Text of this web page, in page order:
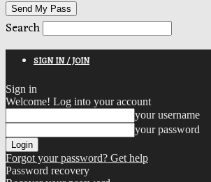
Search
SIGN IN / JOIN
Sign in
Welcome! Log into your account
your username
your password
Forgot your password? Get help
Password recovery